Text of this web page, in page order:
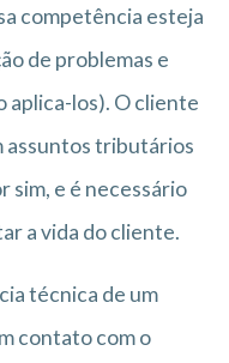
competência esteja
de problemas e
aplica-los). O cliente
assuntos tributários
sim, e é necessário
a vida do cliente.
técnica de um
contato com o